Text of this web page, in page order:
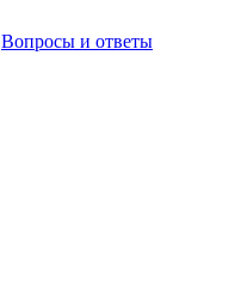
Вопросы и ответы